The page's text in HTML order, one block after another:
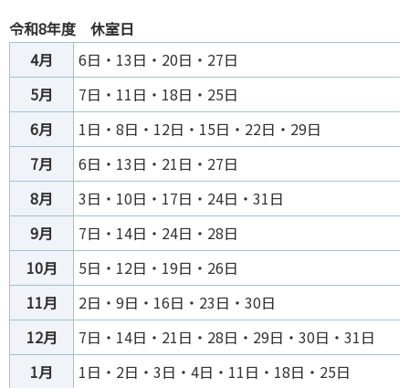
令和8年度 休室日
4月
6⽇‧13⽇‧20⽇‧27⽇
5月
7日・11⽇‧18⽇‧25⽇
6月
1⽇‧8⽇‧12日・15⽇‧22⽇‧29⽇
7月
6⽇‧13⽇‧21日・27⽇
8月
3⽇‧10⽇‧17⽇‧24⽇‧31⽇
9月
7⽇‧14⽇‧24日・28⽇
10月
5⽇‧12日・19⽇‧26⽇
11月
2⽇‧9⽇‧16⽇‧23日・30⽇
12月
7⽇‧14⽇‧21⽇‧28⽇‧29⽇‧30⽇‧31⽇
1月
1⽇‧2⽇‧3⽇‧4⽇‧11日・18⽇‧25⽇